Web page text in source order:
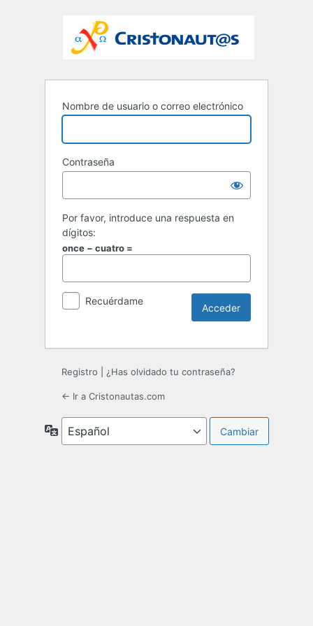
Nombre de usuario o correo electrónico
Contraseña
Por favor, introduce una respuesta en
dígitos:
once − cuatro =
Recuérdame
Registro ¿Has olvidado tu contraseña?
← Ir a Cristonautas.com
Idioma